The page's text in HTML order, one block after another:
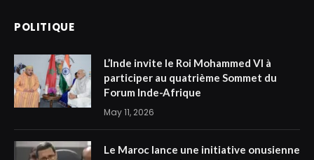
POLITIQUE
L’Inde invite le Roi Mohammed VI à
participer au quatrième Sommet du
Forum Inde-Afrique
May 11, 2026
Le Maroc lance une initiative onusienne